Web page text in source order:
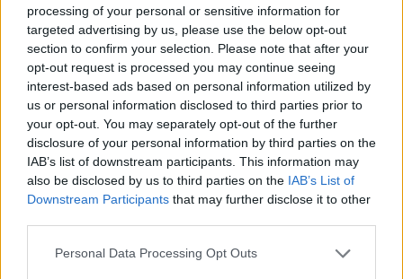
processing of your personal or sensitive information for
targeted advertising by us, please use the below opt-out
section to confirm your selection. Please note that after your
opt-out request is processed you may continue seeing
interest-based ads based on personal information utilized by
us or personal information disclosed to third parties prior to
your opt-out. You may separately opt-out of the further
disclosure of your personal information by third parties on the
IAB’s list of downstream participants. This information may
also be disclosed by us to third parties on the IAB’s List of
Downstream Participants that may further disclose it to other
Personal Data Processing Opt Outs